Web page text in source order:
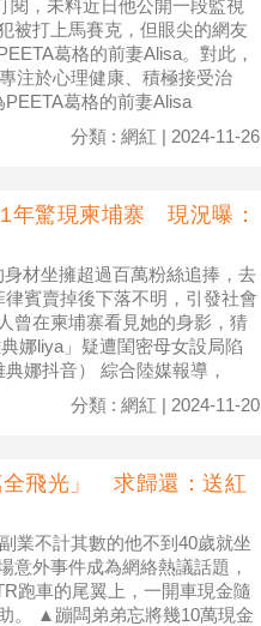
閱，未料近日他公開一段監視
被打上馬賽克，但眼尖的網友
葛格的前妻Alisa。對此，
注於心理健康、積極接受治
葛格的前妻Alisa
分類 : 網紅 | 2024-11-26
年驚現柬埔寨 現況曝：
材坐擁超過百萬粉絲追捧，去
賓賣掉後下落不明，引發社會
曾在柬埔寨看見她的身影，猜
娜liya」疑遭閨密母女設局陷
娜抖音） 綜合陸媒報導，
分類 : 網紅 | 2024-11-20
飛光」 求歸還：送紅
業不計其數的他不到40歲就坐
意外事件成為網絡熱議話題，
跑車的尾翼上，一開車現金隨
。 ▲蹦闆弟弟忘將幾10萬現金